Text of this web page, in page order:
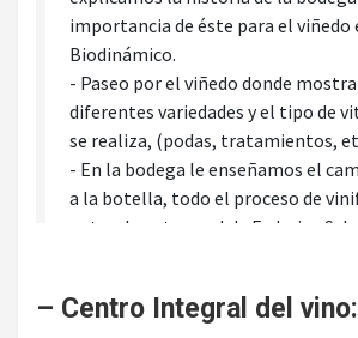
– Centro Integral del vino: